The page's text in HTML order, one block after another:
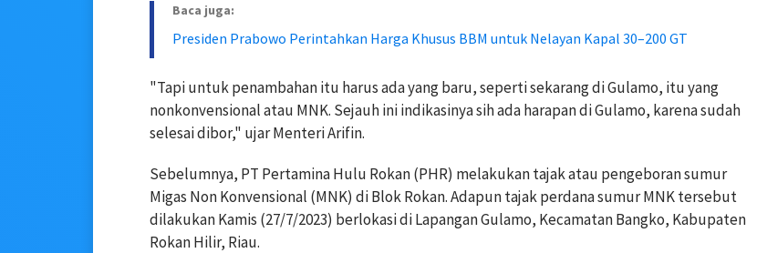
Baca juga:
Presiden Prabowo Perintahkan Harga Khusus BBM untuk Nelayan Kapal 30–200 GT
"Tapi untuk penambahan itu harus ada yang baru, seperti sekarang di Gulamo, itu yang
nonkonvensional atau MNK. Sejauh ini indikasinya sih ada harapan di Gulamo, karena sudah
selesai dibor," ujar Menteri Arifin.
Sebelumnya, PT Pertamina Hulu Rokan (PHR) melakukan tajak atau pengeboran sumur
Migas Non Konvensional (MNK) di Blok Rokan. Adapun tajak perdana sumur MNK tersebut
dilakukan Kamis (27/7/2023) berlokasi di Lapangan Gulamo, Kecamatan Bangko, Kabupaten
Rokan Hilir, Riau.